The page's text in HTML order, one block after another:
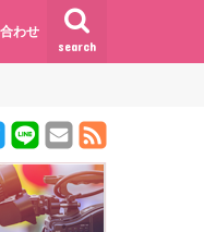
search
わせ